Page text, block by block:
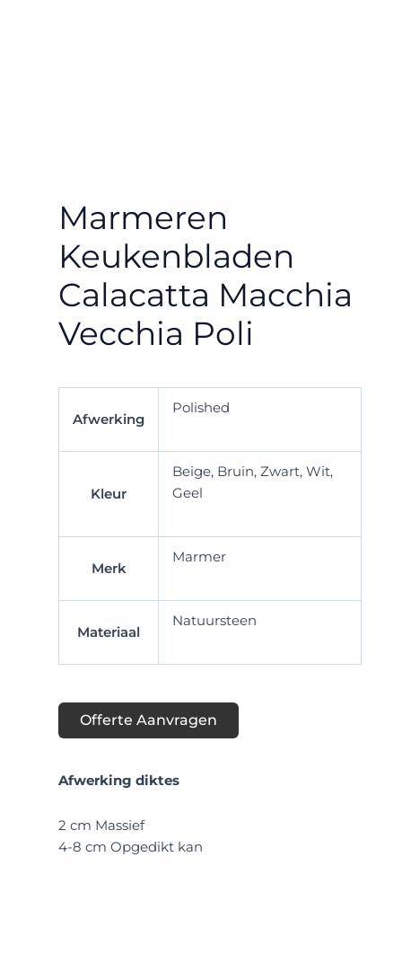
Marmeren
Keukenbladen
Calacatta Macchia
Vecchia Poli
Afwerking
Polished
Kleur
Beige, Bruin, Zwart, Wit,
Geel
Merk
Marmer
Materiaal
Natuursteen
Offerte Aanvragen
Afwerking diktes
2 cm Massief
4-8 cm Opgedikt kan